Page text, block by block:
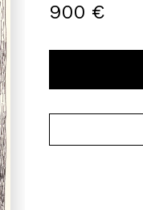
900 €